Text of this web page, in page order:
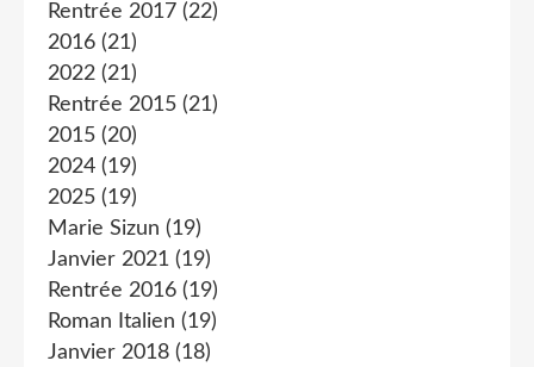
Rentrée 2017 (22)
2016 (21)
2022 (21)
Rentrée 2015 (21)
2015 (20)
2024 (19)
2025 (19)
Marie Sizun (19)
Janvier 2021 (19)
Rentrée 2016 (19)
Roman Italien (19)
Janvier 2018 (18)